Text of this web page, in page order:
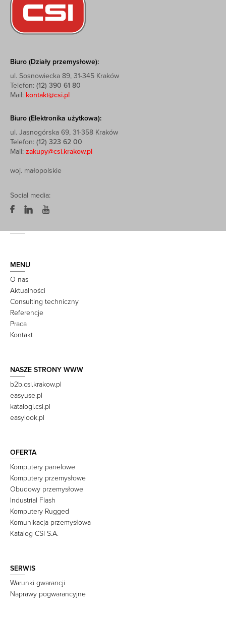
Biuro (Działy przemysłowe):
ul. Sosnowiecka 89, 31-345 Kraków
Telefon: (12) 390 61 80
Mail: kontakt@csi.pl
Biuro (Elektronika użytkowa):
ul. Jasnogórska 69, 31-358 Kraków
Telefon: (12) 323 62 00
Mail: zakupy@csi.krakow.pl
woj. małopolskie
Social media:
MENU
O nas
Aktualności
Consulting techniczny
Referencje
Praca
Kontakt
NASZE STRONY WWW
b2b.csi.krakow.pl
easyuse.pl
katalogi.csi.pl
easylook.pl
OFERTA
Komputery panelowe
Komputery przemysłowe
Obudowy przemysłowe
Industrial Flash
Komputery Rugged
Komunikacja przemysłowa
Katalog CSI S.A.
SERWIS
Warunki gwarancji
Naprawy pogwarancyjne